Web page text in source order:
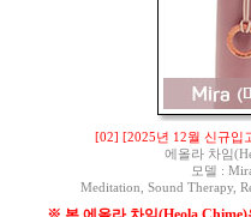
[02] [2025년 12월 신규입
에올라 차임
모델 :
Meditation, Sound Therapy,